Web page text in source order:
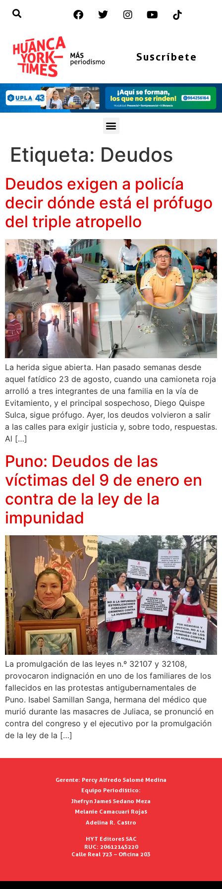
Suscríbete
Etiqueta: Deudos
Deudos exigen a policía
decir dónde está el prófugo
del triple atropello
La herida sigue abierta. Han pasado semanas desde
aquel fatídico 23 de agosto, cuando una camioneta roja
arrolló a tres integrantes de una familia en la vía de
Evitamiento, y el principal sospechoso, Diego Quispe
Sulca, sigue prófugo. Ayer, los deudos volvieron a salir
a las calles para exigir justicia y, sobre todo, respuestas.
Al […]
Puno: Deudos de las
víctimas del 9 de enero en
contra de la ley de la
impunidad
La promulgación de las leyes n.º 32107 y 32108,
provocaron indignación en uno de los familiares de los
fallecidos en las protestas antigubernamentales de
Puno. Isabel Samillan Sanga, hermana del médico que
murió durante las masacres de Juliaca, se pronunció en
contra del congreso y el ejecutivo por la promulgación
de la ley de la […]
Gerente: Percy Alfredo Salomé Medina
Equipo Periodístico:
Jhefryn James Sedano Meza
Melanie Camacuari Rojas
Adelina R. Castro
HYT Editores SAC
RUC: 20612145220
Calle Real 723 – Oficina 203